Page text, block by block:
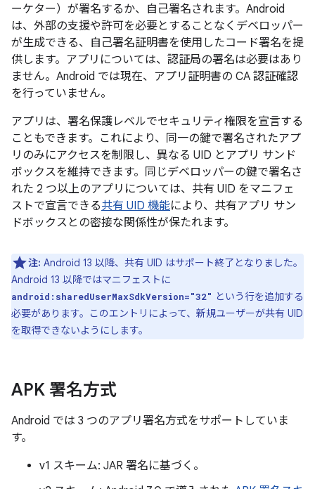
ーケター）が署名するか、自己署名されます。Android
は、外部の支援や許可を必要とすることなくデベロッパー
が生成できる、自己署名証明書を使用したコード署名を提
供します。アプリについては、認証局の署名は必要はあり
ません。Android では現在、アプリ証明書の CA 認証確認
を行っていません。
アプリは、署名保護レベルでセキュリティ権限を宣言する
こともできます。これにより、同一の鍵で署名されたアプ
リのみにアクセスを制限し、異なる UID とアプリ サンド
ボックスを維持できます。同じデベロッパーの鍵で署名さ
れた 2 つ以上のアプリについては、共有 UID をマニフェ
ストで宣言できる共有 UID 機能により、共有アプリ サン
ドボックスとの密接な関係性が保たれます。
注: Android 13 以降、共有 UID はサポート終了となりました。
Android 13 以降ではマニフェストに
android:sharedUserMaxSdkVersion="32" という行を追加する
必要があります。このエントリによって、新規ユーザーが共有 UID
を取得できないようにします。
APK 署名方式
Android では 3 つのアプリ署名方式をサポートしていま
す。
v1 スキーム: JAR 署名に基づく。